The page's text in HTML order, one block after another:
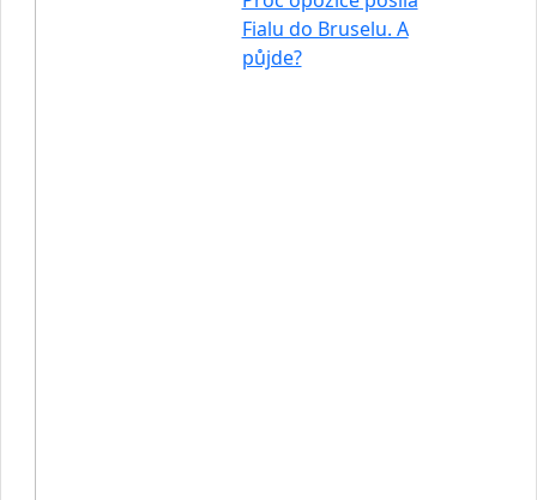
Fialu do Bruselu. A
půjde?